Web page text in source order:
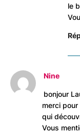
le
Nine
bonjour
merci
qui
Vous